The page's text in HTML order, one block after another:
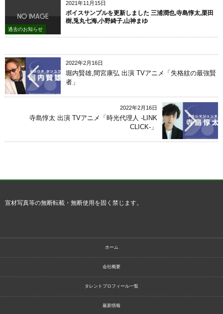
2021年11月15日
過去のお知らせ
ボイスサンプルを更新しました 三浦潤也,寺島惇太,栗田
樹,兎丸七海,小野綺子,山神まゆ
2022年2月16日
堀内賢雄,間宮康弘 出演 TVアニメ「失格紋の最強賢
者」
2022年2月16日
寺島惇太 出演 TVアニメ「時光代理人 -LINK
CLICK-」
宣材写真等の無断転載・無断使用を固く禁じます。
ホーム
会社概要
タレントプロフィール一覧
最新情報